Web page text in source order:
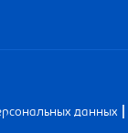
данных